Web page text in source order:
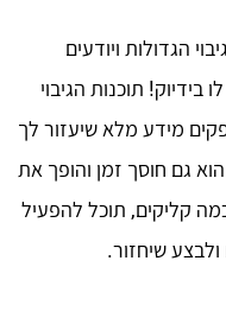
הגדולות ויודעים
תוכנות הגיבוי
מידע מלא שיעזור לך
גם חוסך זמן והופך את
קליקים, תוכל להפעיל
שיחזור.